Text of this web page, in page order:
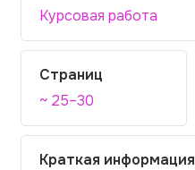
Курсовая работа
Страниц
~ 25–30
Краткая информация